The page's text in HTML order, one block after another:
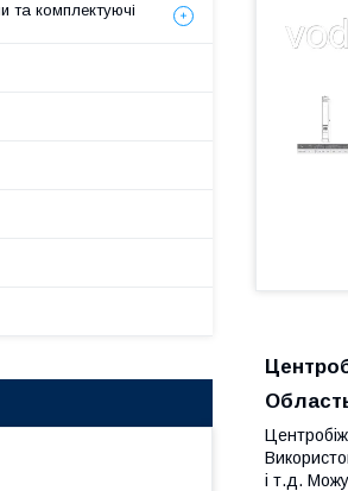
і т.д.
та комплектуючі